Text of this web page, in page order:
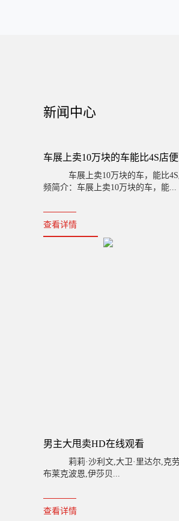
新闻中心
车展上卖10万块的车能比4S店
车展上卖10万块的车，能比4S
频简介：车展上卖10万块的车，能...
查看详情
男主大甩卖HD在线观看
莉莉·沙利文,大卫·里达尔,克劳迪
布莱克波恩,伊莎贝...
查看详情